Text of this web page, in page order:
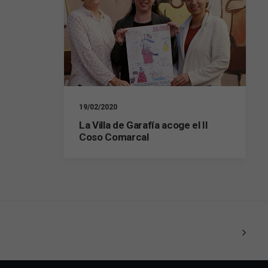
19/02/2020
La Villa de Garafía acoge el II
Coso Comarcal